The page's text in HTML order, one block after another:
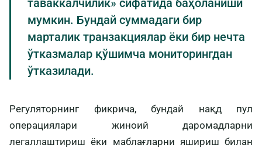
мумкин. Бундай суммадаги бир
марталик транзакциялар ёки бир нечта
ўтказмалар қўшимча мониторингдан
ўтказилади.
Регуляторнинг фикрича, бундай нақд пул
операциялари жиноий даромадларни
легаллаштириш ёки маблағларни яшириш билан